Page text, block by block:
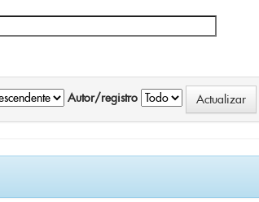
Autor/registro